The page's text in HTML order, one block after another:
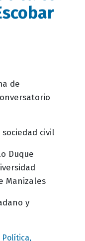
de
civil
Duque
Manizales
y
Política,